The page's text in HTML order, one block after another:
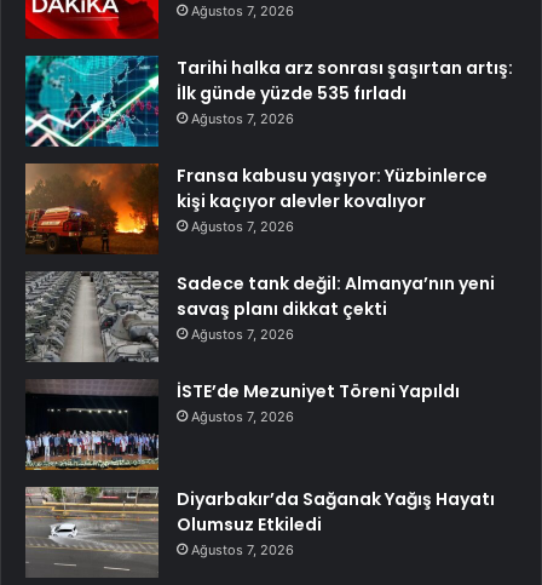
Ağustos 7, 2026
Tarihi halka arz sonrası şaşırtan artış:
İlk günde yüzde 535 fırladı
Ağustos 7, 2026
Fransa kabusu yaşıyor: Yüzbinlerce
kişi kaçıyor alevler kovalıyor
Ağustos 7, 2026
Sadece tank değil: Almanya’nın yeni
savaş planı dikkat çekti
Ağustos 7, 2026
İSTE’de Mezuniyet Töreni Yapıldı
Ağustos 7, 2026
Diyarbakır’da Sağanak Yağış Hayatı
Olumsuz Etkiledi
Ağustos 7, 2026